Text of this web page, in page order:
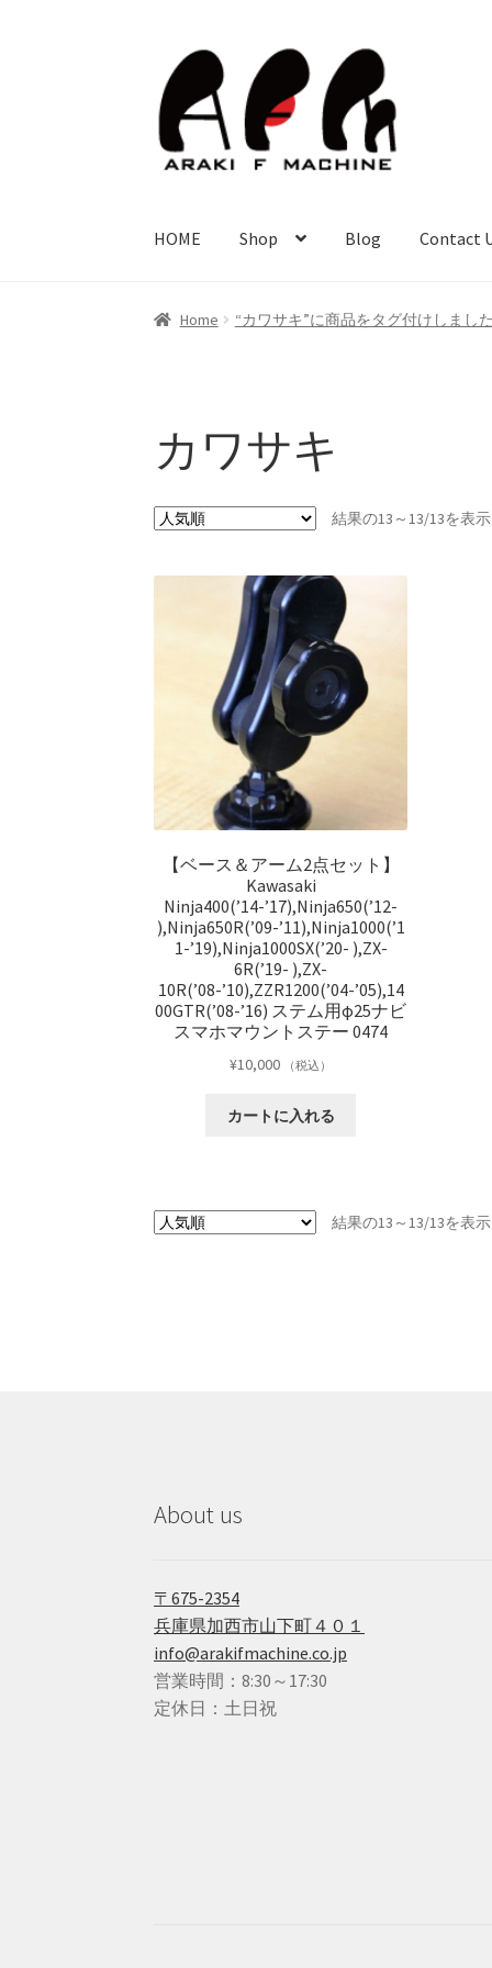
ビ
ゲ
ー
シ
へ
ッ
ン
テ
ン
ツ
キ
HOME Shop Blog Contact
Home “カワサキ”に商品をタグ付けしました
カワサキ
結果の13～13/13を表
【ベース＆アーム2点セット】
Kawasaki
Ninja400(’14-’17),Ninja650(’12-
),Ninja650R(’09-’11),Ninja1000(’1
1-’19),Ninja1000SX(’20- ),ZX-
6R(’19- ),ZX-
10R(’08-’10),ZZR1200(’04-’05),14
00GTR(’08-’16) ステム用φ25ナビ
スマホマウントステー 0474
¥10,000 （税込）
カートに入れる
結果の13～13/13を表
About us
〒675-2354
兵庫県加西市山下町４０１
info@arakifmachine.co.jp
営業時間：8:30～17:30
定休日：土日祝